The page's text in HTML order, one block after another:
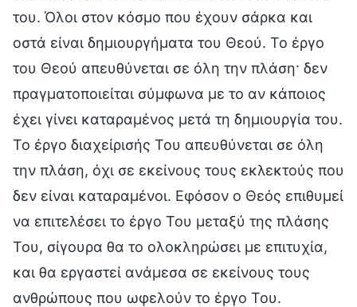
του. Όλοι στον κόσμο που έχουν σάρκα και
οστά είναι δημιουργήματα του Θεού. Το έργο
του Θεού απευθύνεται σε όλη την πλάση· δεν
πραγματοποιείται σύμφωνα με το αν κάποιος
έχει γίνει καταραμένος μετά τη δημιουργία του.
Το έργο διαχείρισής Του απευθύνεται σε όλη
την πλάση, όχι σε εκείνους τους εκλεκτούς που
δεν είναι καταραμένοι. Εφόσον ο Θεός επιθυμεί
να επιτελέσει το έργο Του μεταξύ της πλάσης
Του, σίγουρα θα το ολοκληρώσει με επιτυχία,
και θα εργαστεί ανάμεσα σε εκείνους τους
ανθρώπους που ωφελούν το έργο Του.